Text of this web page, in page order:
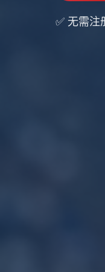
✅ 无需注